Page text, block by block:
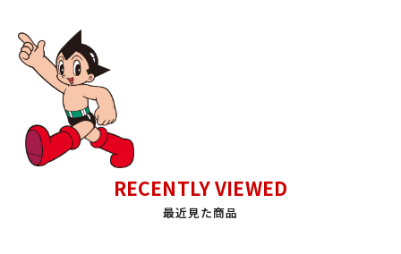
RECENTLY VIEWED
最近見た商品